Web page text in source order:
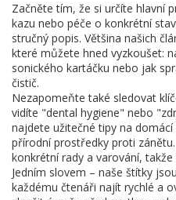
Začněte tím, že si určíte hlavní
kazu nebo péče o konkrétní
stručný popis. Většina našich
které můžete hned vyzkoušet:
sonického kartáčku nebo jak
čistič.
Nezapomeňte také sledovat
vidíte "dental hygiene" nebo
najdete užitečné tipy na
přírodní prostředky proti
konkrétní rady a varování,
Jedním slovem – naše štítky
každému čtenáři najít rychlé a